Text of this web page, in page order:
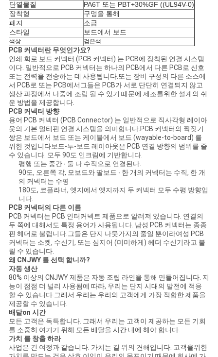
사
이
트
맵
PRIVACY
POLICY
단열물질
PA6T 또는 PBT+30%GF ((UL94V-0)
장착형
구멍을 통해
폐지
소금
스타일
보드에서 보드
색상 검은색
PCB 커넥터란 무엇인가요?
인쇄 회로 보드 커넥터 (PCB 커넥터) 는 PCB에 장착된 연결 시스템
이다. 일반적으로 PCB 커넥터는 하나의 PCB에서 다른 PCB로 신호
또는 전력을 전송하는 데 사용됩니다.또는 장비 구성의 다른 소스에
서 PCB로 또는 PCB에서그들은 PCB가 서로 단단히 연결되지 않고
생산 과정에서 나중에 조립 될 수 있기 때문에 제조를위한 설계의 쉬
운 방법을 제공합니다.
PCB 커넥터 방향
용어 PCB 커넥터 (PCB Connector) 는 일반적으로 직사각형 레이아
웃의 기본 멀티핀 연결 시스템을 의미합니다.PCB 커넥터의 짝짓기
쌍은 보드에서 보드 또는 케이블에서 보드 (wayable-to-board) 를
위한 것입니다보드-투-보드 레이아웃은 PCB 연결 방향의 범위를 줄
수 있습니다. 모두 90도 인크림에 기반합니다.
평행 또는 중간 ∙ 둘 다 수직으로 연결된다.
90도, 오른쪽 각, 모보드와 딸보드 ∙ 한 개의 커넥터는 수직, 한 개
의 커넥터는 수평
180도, 코플라너, 엣지에서 엣지까지 두 커넥터 모두 수평 방향입
니다.
PCB 커넥터의 다른 이름
PCB 커넥터는 PCB 인터커넥트 제품으로 알려져 있습니다. 연결의
두 쪽에 대해서도 특정 용어가 사용됩니다. 남성 PCB 커넥터는 종종
핀 헤더로 불립니다.그들은 단지 나뭇가지의 줄일 뿐이라여성 PCB
커넥터는 소켓, 수신기, 또는 심지어 (미미하게) 헤더 수신기라고 불
릴 수 있습니다.
왜 CNJWY 를 선택 합니까?
자동 생산
80% 이상의 CNJWY 제품은 자동 조립 라인을 통해 만들어집니다. 지
능이 점점 더 널리 사용됨에 따라, 우리는 단지 시대의 발전에 적응
할 수 있습니다.그래서 우리는 우리의 고객에게 가장 적합한 제품을
제공할 수 있습니다.
배달on 시간
모든 고객은 독특합니다. 그래서 우리는 고객이 제공하는 모든 기회
를 소중히 여기기 위해 모든 배달을 시간 내에 해야 합니다.
가치 를 창출 하라
사업은 긴 여정과 같습니다. 가치는 길 위의 견해입니다. 고객을위한